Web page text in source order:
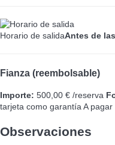
Horario de salidaAntes de
Fianza (reembolsable)
Importe: 500,00 € /reserva
tarjeta como garantía A pagar
Observaciones